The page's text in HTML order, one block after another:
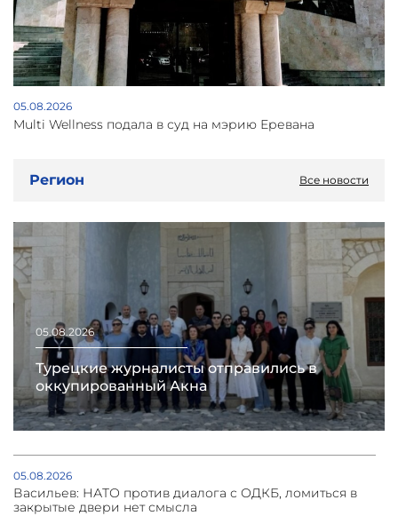
05.08.2026
Multi Wellness подала в суд на мэрию Еревана
Регион Все новости
05.08.2026
Турецкие журналисты отправились в
оккупированный Акна
05.08.2026
Васильев: НАТО против диалога с ОДКБ, ломиться в
закрытые двери нет смысла